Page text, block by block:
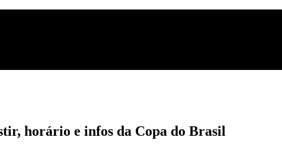
horário e infos da Copa do Brasil